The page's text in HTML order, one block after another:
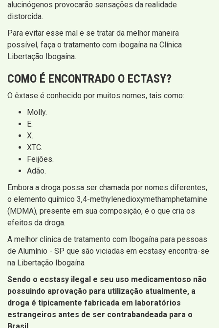
alucinógenos provocarão sensações da realidade
distorcida.
Para evitar esse mal e se tratar da melhor maneira
possível, faça o tratamento com ibogaína na Clínica
Libertação Ibogaína.
COMO É ENCONTRADO O ECTASY?
O êxtase é conhecido por muitos nomes, tais como:
Molly.
E.
X.
XTC.
Feijões.
Adão.
Embora a droga possa ser chamada por nomes diferentes,
o elemento químico 3,4-methylenedioxymethamphetamine
(MDMA), presente em sua composição, é o que cria os
efeitos da droga.
A melhor clinica de tratamento com Ibogaína para pessoas
de Alumínio - SP que são viciadas em ecstasy encontra-se
na Libertação Ibogaína
Sendo o ecstasy ilegal e seu uso medicamentoso não
possuindo aprovação para utilização atualmente, a
droga é tipicamente fabricada em laboratórios
estrangeiros antes de ser contrabandeada para o